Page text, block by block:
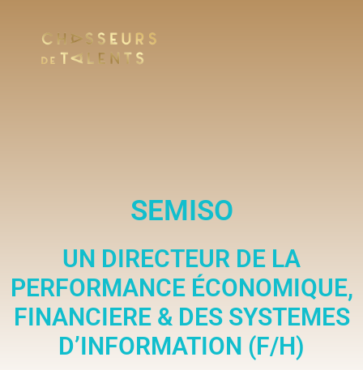
SEMISO
UN DIRECTEUR DE LA
PERFORMANCE ÉCONOMIQUE,
FINANCIERE & DES SYSTEMES
D’INFORMATION (F/H)